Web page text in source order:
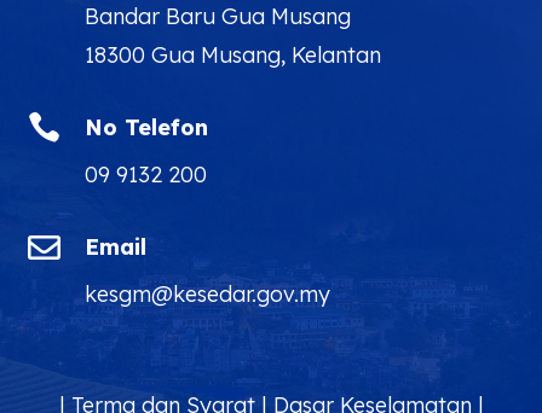
Bandar Baru Gua Musang
18300 Gua Musang, Kelantan

No Telefon
09 9132 200

Email
kesgm@kesedar.gov.my
| Terma dan Syarat| Dasar Keselamatan|